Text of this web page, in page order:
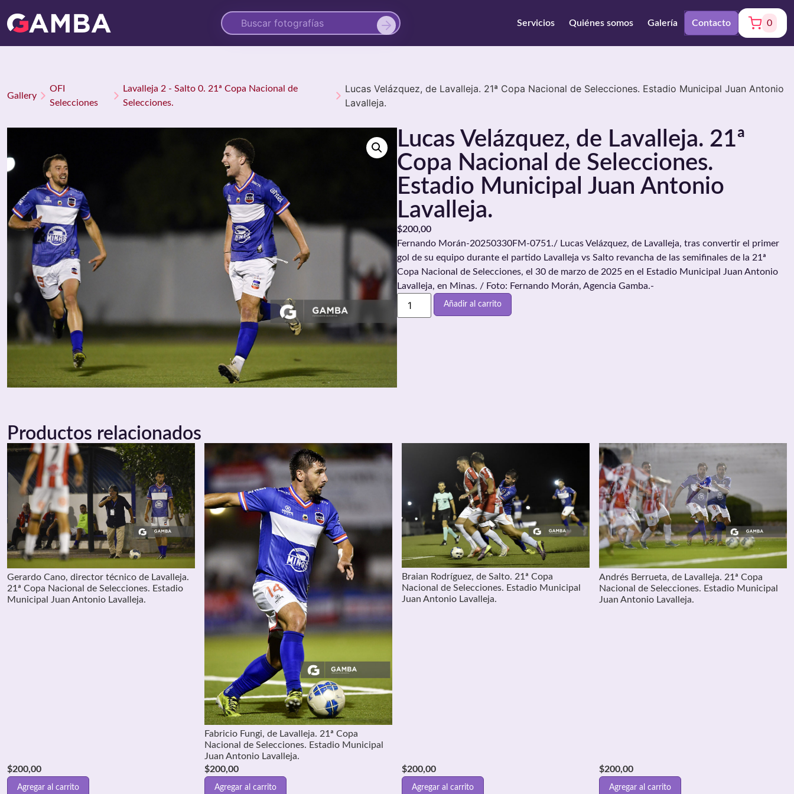
Servicios Quiénes somos Galería Contacto 0
Gallery
OFI
Selecciones
Lavalleja 2 - Salto 0. 21ª Copa Nacional de
Selecciones.
Lucas Velázquez, de Lavalleja. 21ª Copa Nacional de Selecciones. Estadio Municipal Juan Antonio
Lavalleja.
Lucas Velázquez, de Lavalleja. 21ª
Copa Nacional de Selecciones.
Estadio Municipal Juan Antonio
Lavalleja.
$200,00
Fernando Morán-20250330FM-0751./ Lucas Velázquez, de Lavalleja, tras convertir el primer
gol de su equipo durante el partido Lavalleja vs Salto revancha de las semifinales de la 21ª
Copa Nacional de Selecciones, el 30 de marzo de 2025 en el Estadio Municipal Juan Antonio
Lavalleja, en Minas. / Foto: Fernando Morán, Agencia Gamba.-
Añadir al carrito
Productos relacionados
Gerardo Cano, director técnico de Lavalleja.
21ª Copa Nacional de Selecciones. Estadio
Municipal Juan Antonio Lavalleja.
$200,00
Agregar al carrito
Fabricio Fungi, de Lavalleja. 21ª Copa
Nacional de Selecciones. Estadio Municipal
Juan Antonio Lavalleja.
$200,00
Agregar al carrito
Braian Rodríguez, de Salto. 21ª Copa
Nacional de Selecciones. Estadio Municipal
Juan Antonio Lavalleja.
$200,00
Agregar al carrito
Andrés Berrueta, de Lavalleja. 21ª Copa
Nacional de Selecciones. Estadio Municipal
Juan Antonio Lavalleja.
$200,00
Agregar al carrito